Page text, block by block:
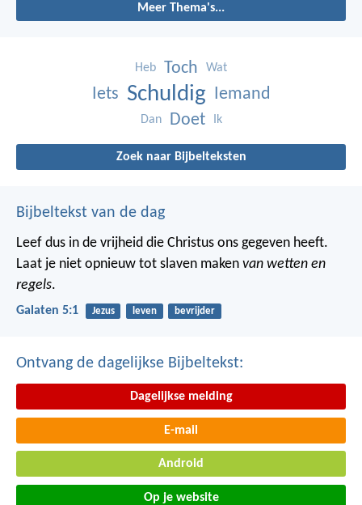
Meer Thema's...
Heb Toch Wat
Iets Schuldig Iemand
Dan Doet Ik
Zoek naar Bijbelteksten
Bijbeltekst van de dag
Leef dus in de vrijheid die Christus ons gegeven heeft.
Laat je niet opnieuw tot slaven maken van wetten en
regels.
Galaten 5:1 Jezus leven bevrijder
Ontvang de dagelijkse Bijbeltekst:
Dagelijkse melding
E-mail
Android
Op je website